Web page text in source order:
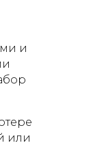
и
или